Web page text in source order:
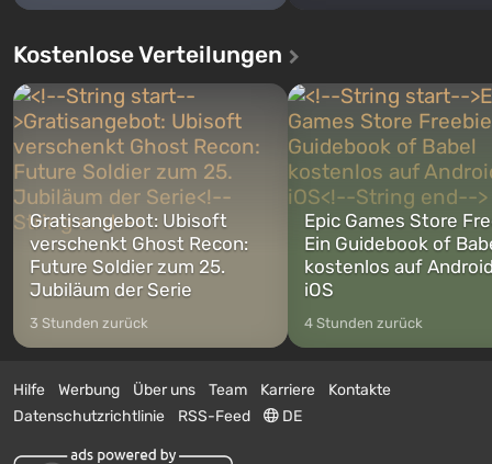
Kostenlose Verteilungen
Gratisangebot: Ubisoft
verschenkt Ghost Recon:
Future Soldier zum 25.
Jubiläum der Serie
3 Stunden zurück
Epic Games Store
Ein Guidebook of
kostenlos auf
iOS
4 Stunden zurück
Hilfe Werbung Über uns Team Karriere
Kontakte
Datenschutzrichtlinie
RSS-Feed DE